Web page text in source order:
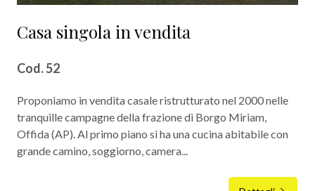
Casa singola in vendita
Cod. 52
Proponiamo in vendita casale ristrutturato nel 2000 nelle
tranquille campagne della frazione di Borgo Miriam,
Offida (AP). Al primo piano si ha una cucina abitabile con
grande camino, soggiorno, camera...
2
5